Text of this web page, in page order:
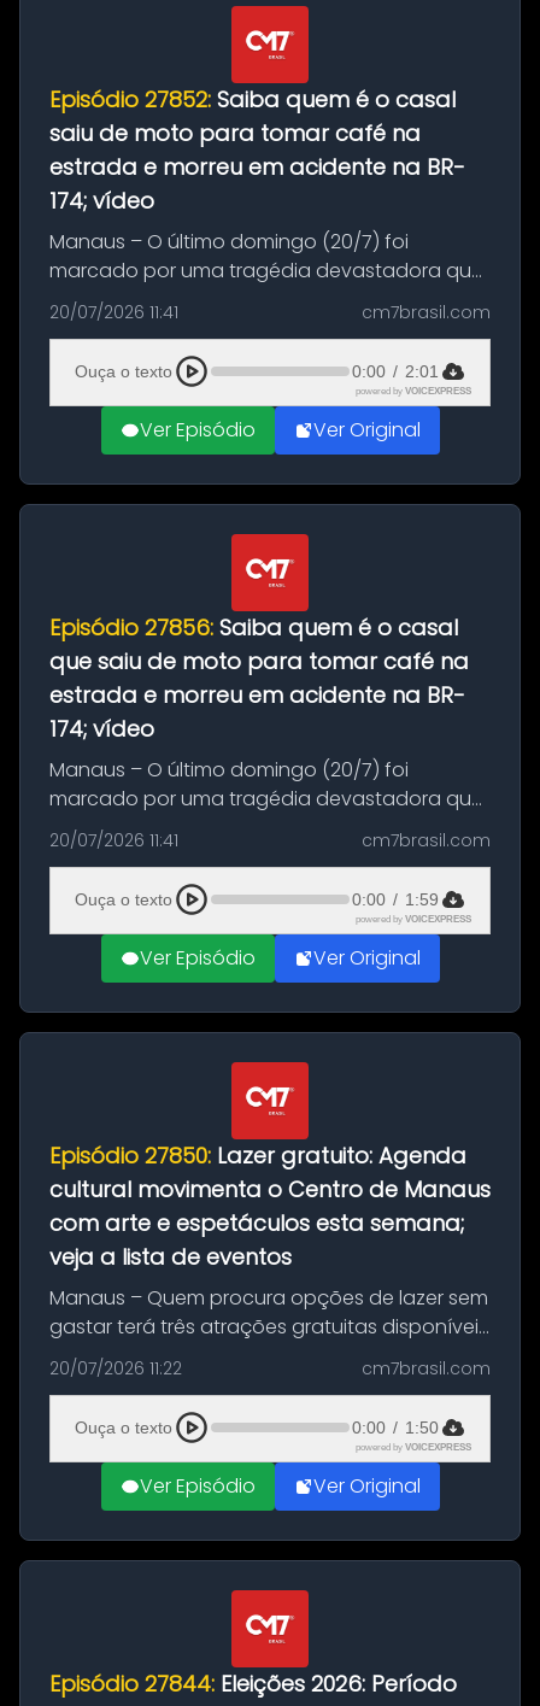
Episódio 27852: Saiba quem é o casal
saiu de moto para tomar café na
estrada e morreu em acidente na BR-
174; vídeo
Manaus – O último domingo (20/7) foi
marcado por uma tragédia devastadora que
resultou na morte precoce de dois jovens na
BR-174, na zona rural de Manaus. Um passeio
com destino a um típico café regio...
20/07/2026 11:41 cm7brasil.com
Ouça o texto 0:00 / 2:01
powered by VOICEXPRESS
Ver Episódio Ver Original
Episódio 27856: Saiba quem é o casal
que saiu de moto para tomar café na
estrada e morreu em acidente na BR-
174; vídeo
Manaus – O último domingo (20/7) foi
marcado por uma tragédia devastadora que
resultou na morte precoce de dois jovens na
BR-174, na zona rural de Manaus. Um passeio
com destino a um típico café regio...
20/07/2026 11:41 cm7brasil.com
Ouça o texto 0:00 / 1:59
powered by VOICEXPRESS
Ver Episódio Ver Original
Episódio 27850: Lazer gratuito: Agenda
cultural movimenta o Centro de Manaus
com arte e espetáculos esta semana;
veja a lista de eventos
Manaus – Quem procura opções de lazer sem
gastar terá três atrações gratuitas disponíveis
entre esta segunda-feira (20) e quinta-feira
(23). A programação inclui uma exposição
dedicada à história das ...
20/07/2026 11:22 cm7brasil.com
Ouça o texto 0:00 / 1:50
powered by VOICEXPRESS
Ver Episódio Ver Original
Episódio 27844: Eleições 2026: Período